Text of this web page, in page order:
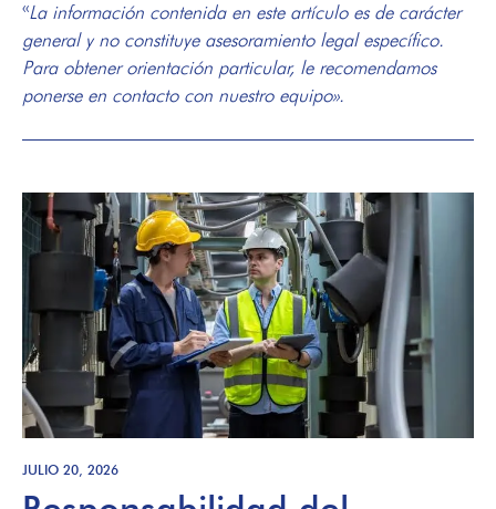
«La información contenida en este artículo es de carácter
general y no constituye asesoramiento legal específico.
Para obtener orientación particular, le recomendamos
ponerse en contacto con nuestro equipo».
JULIO 20, 2026